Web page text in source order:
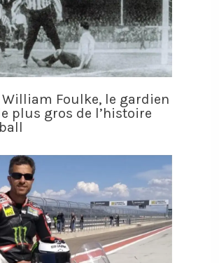
William Foulke, le gardien
plus gros de l’histoire